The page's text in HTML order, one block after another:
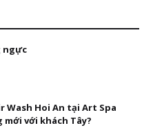
ngực
Wash Hoi An tại Art Spa
với khách Tây?